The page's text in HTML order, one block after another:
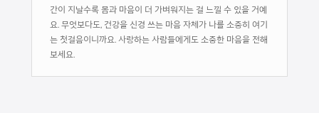
간이 지날수록 몸과 마음이 더 가벼워지는 걸 느낄 수 있을 거예
요. 무엇보다도, 건강을 신경 쓰는 마음 자체가 나를 소중히 여기
는 첫걸음이니까요. 사랑하는 사람들에게도 소중한 마음을 전해
보세요.